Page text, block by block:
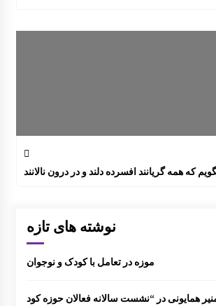
که همه گریانند افسرده دلند و در درون نالانند
نوشته های تازه
موزه در تعامل با کودک و نوجوان
همایونی در “نشست سالانه فعالان حوزه کود